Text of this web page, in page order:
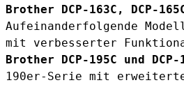
Brother DCP-163C, DCP-
Aufeinanderfolgende
mit verbesserter
Brother DCP-195C und DCP-
190er-Serie mit